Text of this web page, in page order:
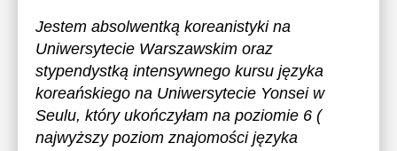
Jestem absolwentką koreanistyki na
Uniwersytecie Warszawskim oraz
stypendystką intensywnego kursu języka
koreańskiego na Uniwersytecie Yonsei w
Seulu, który ukończyłam na poziomie 6 (
najwyższy poziom znajomości języka